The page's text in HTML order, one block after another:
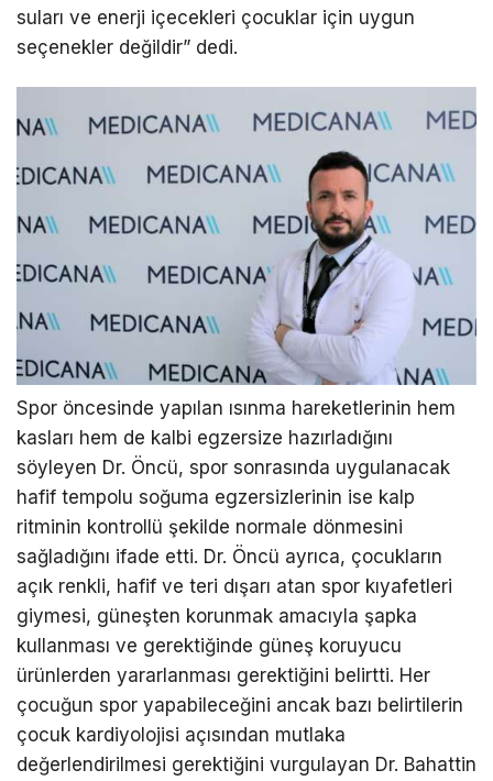
suları ve enerji içecekleri çocuklar için uygun
seçenekler değildir” dedi.
Spor öncesinde yapılan ısınma hareketlerinin hem
kasları hem de kalbi egzersize hazırladığını
söyleyen Dr. Öncü, spor sonrasında uygulanacak
hafif tempolu soğuma egzersizlerinin ise kalp
ritminin kontrollü şekilde normale dönmesini
sağladığını ifade etti. Dr. Öncü ayrıca, çocukların
açık renkli, hafif ve teri dışarı atan spor kıyafetleri
giymesi, güneşten korunmak amacıyla şapka
kullanması ve gerektiğinde güneş koruyucu
ürünlerden yararlanması gerektiğini belirtti. Her
çocuğun spor yapabileceğini ancak bazı belirtilerin
çocuk kardiyolojisi açısından mutlaka
değerlendirilmesi gerektiğini vurgulayan Dr. Bahattin